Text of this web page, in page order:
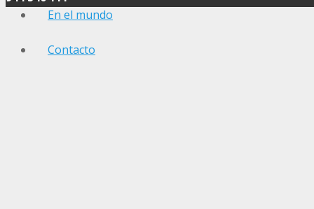
En el mundo
Contacto